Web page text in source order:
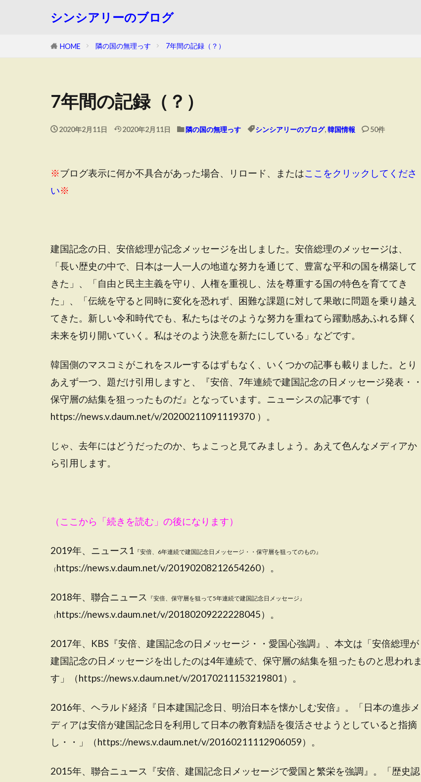
シンシアリーのブログ
HOME 隣の国の無理っす 7年間の記録（？）
7年間の記録（？）
2020年2月11日 2020年2月11日 隣の国の無理っす シンシアリーのブログ,韓国情報 50件
※ブログ表示に何か不具合があった場合、リロード、またはここをクリックしてくださ
い※
建国記念の日、安倍総理が記念メッセージを出しました。安倍総理のメッセージは、
「長い歴史の中で、日本は一人一人の地道な努力を通じて、豊富な平和の国を構築して
きた」、「自由と民主主義を守り、人権を重視し、法を尊重する国の特色を育ててき
た」、「伝統を守ると同時に変化を恐れず、困難な課題に対して果敢に問題を乗り越え
てきた。新しい令和時代でも、私たちはそのような努力を重ねてら躍動感あふれる輝く
未来を切り開いていく。私はそのよう決意を新たにしている」などです。
韓国側のマスコミがこれをスルーするはずもなく、いくつかの記事も載りました。とり
あえず一つ、題だけ引用しますと、『安倍、7年連続で建国記念の日メッセージ発表・・
保守層の結集を狙っったものだ』となっています。ニューシスの記事です（
https://news.v.daum.net/v/20200211091119370 ）。
じゃ、去年にはどうだったのか、ちょこっと見てみましょう。あえて色んなメディアか
ら引用します。
（ここから「続きを読む」の後になります）
2019年、ニュース1 『安倍、6年連続で建国記念日メッセージ・・保守層を狙ってのもの』
（ https://news.v.daum.net/v/20190208212654260）。
2018年、聯合ニュース 『安倍、保守層を狙って5年連続で建国記念日メッセージ』
（ https://news.v.daum.net/v/20180209222228045）。
2017年、KBS『安倍、建国記念の日メッセージ・・愛国心強調』、本文は「安倍総理が
建国記念の日メッセージを出したのは4年連続で、保守層の結集を狙ったものと思われま
す」（https://news.v.daum.net/v/20170211153219801）。
2016年、ヘラルド経済『日本建国記念日、明治日本を懐かしむ安倍』。「日本の進歩メ
ディアは安倍が建国記念日を利用して日本の教育勅語を復活させようとしていると指摘
し・・」（https://news.v.daum.net/v/20160211112906059）。
2015年、聯合ニュース『安倍、建国記念日メッセージで愛国と繁栄を強調』。「歴史認